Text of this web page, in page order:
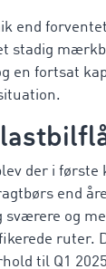
end
stadig
en fortsat
der i første
end
og
ruter.
til Q1